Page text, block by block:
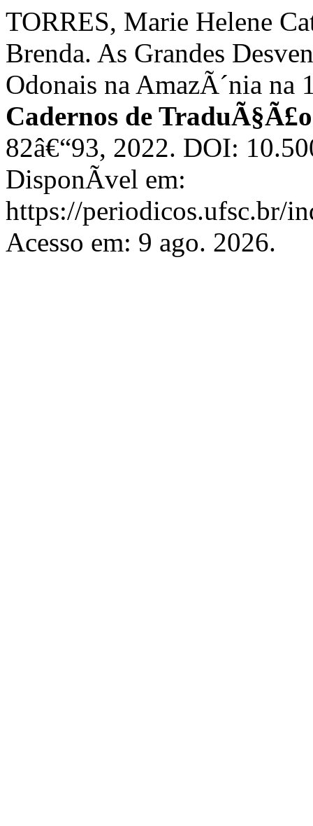
TORRES, Marie Helene
Brenda. As Grandes
Odonais na AmazÃ´nia
Cadernos de TraduÃ§Ã£o
82â€“93, 2022. DOI:
DisponÃ­vel em:
https://periodicos.ufsc.br/
Acesso em: 9 ago. 2026.